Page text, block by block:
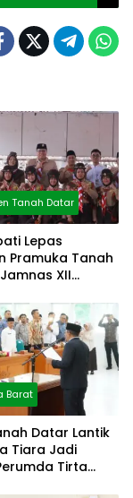
Tanah Datar
Lepas
Pramuka Tanah
XII
Barat
Datar Lantik
Tiara Jadi
Tirta